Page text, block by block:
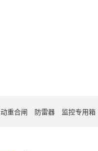
重合闸 防雷器 监控专用箱